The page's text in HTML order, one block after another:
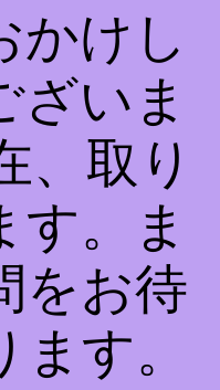
かけし
ざいま
、取り
す。ま
をお待
す。